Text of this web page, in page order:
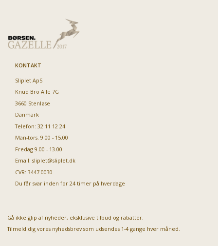
KONTAKT
Sliplet ApS
Knud Bro Alle 7G
3660 Stenløse
Danmark
Telefon: 32 11 12 24
Man-tors. 9.00 - 15.00
Fredag 9.00 - 13.00
Email: sliplet@sliplet.dk
CVR: 3447 0030
Du får svar inden for 24 timer på hverdage
Gå ikke glip af nyheder, eksklusive tilbud og rabatter.
Tilmeld dig vores nyhedsbrev som udsendes 1-4 gange hver måned.